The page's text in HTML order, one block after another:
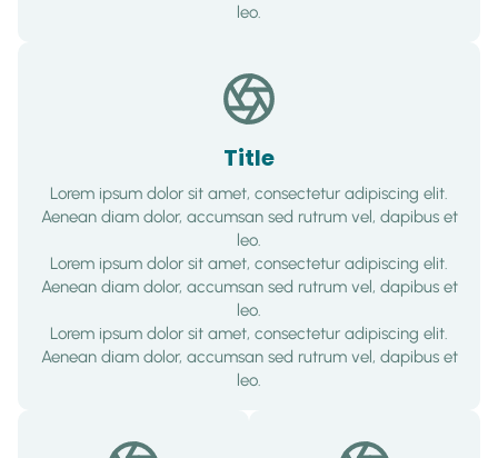
leo.
Title
Lorem ipsum dolor sit amet, consectetur adipiscing elit.
Aenean diam dolor, accumsan sed rutrum vel, dapibus et
leo.
Lorem ipsum dolor sit amet, consectetur adipiscing elit.
Aenean diam dolor, accumsan sed rutrum vel, dapibus et
leo.
Lorem ipsum dolor sit amet, consectetur adipiscing elit.
Aenean diam dolor, accumsan sed rutrum vel, dapibus et
leo.